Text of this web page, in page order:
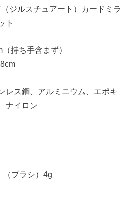
（ジルスチュアート）カードミラ
ト
持ち手含まず）
レス鋼、アルミニウム、エポキ
ナイロン
ブラシ）4g